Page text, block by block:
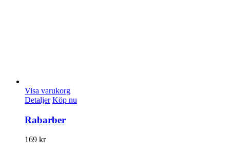
Visa varukorg
Detaljer Köp nu
Rabarber
169 kr